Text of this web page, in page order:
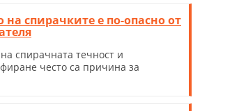
на спирачките е по-опасно от
спирачната течност и
често са причина за